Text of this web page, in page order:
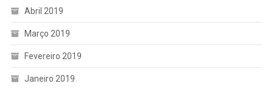
Abril 2019
Março 2019
Fevereiro 2019
Janeiro 2019